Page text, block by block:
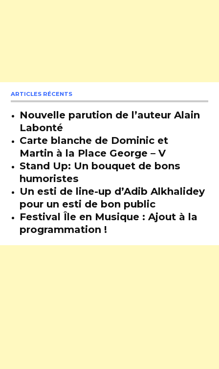
ARTICLES RÉCENTS
Nouvelle parution de l’auteur Alain
Labonté
Carte blanche de Dominic et
Martin à la Place George – V
Stand Up: Un bouquet de bons
humoristes
Un esti de line-up d’Adib Alkhalidey
pour un esti de bon public
Festival Île en Musique : Ajout à la
programmation !